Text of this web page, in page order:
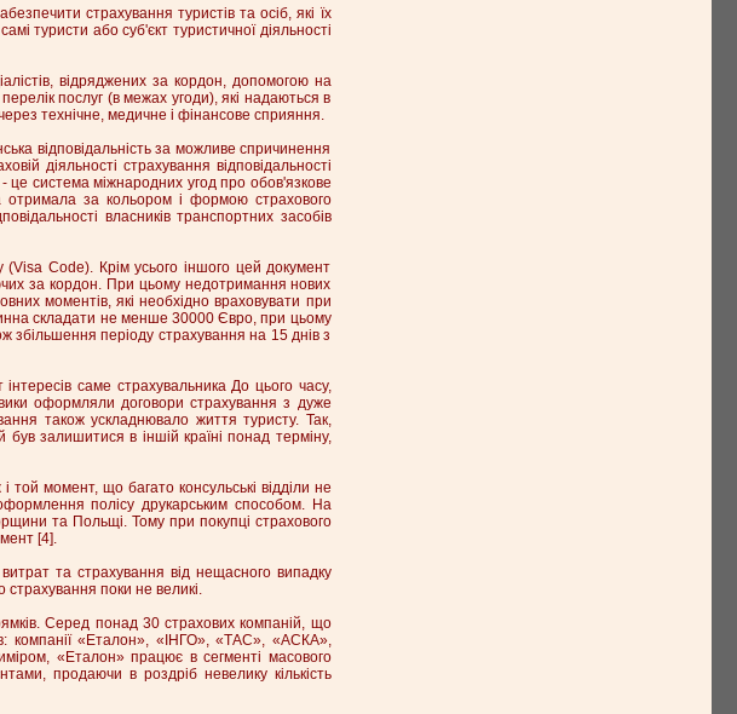
страхування туристів та осіб, які їх
туристи або суб'єкт туристичної діяльності
відряджених за кордон, допомогою на
послуг (в межах угоди), які надаються в
технічне, медичне і фінансове сприяння.
відповідальність за можливе спричинення
діяльності страхування відповідальності
це система міжнародних угод про обов'язкове
отримала за кольором і формою страхового
власників транспортних засобів
(Visa Code). Крім усього іншого цей документ
за кордон. При цьому недотримання нових
моментів, які необхідно враховувати при
складати не менше 30000 Євро, при цьому
періоду страхування на 15 днів з
саме страхувальника До цього часу,
оформляли договори страхування з дуже
також ускладнювало життя туристу. Так,
залишитися в іншій країні понад терміну,
той момент, що багато консульські відділи не
полісу друкарським способом. На
та Польщі. Тому при покупці страхового
[4].
та страхування від нещасного випадку
поки не великі.
Серед понад 30 страхових компаній, що
компанії «Еталон», «ІНГО», «ТАС», «АСКА»,
«Еталон» працює в сегменті масового
продаючи в роздріб невелику кількість